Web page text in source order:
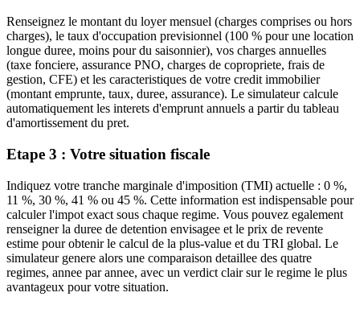
Renseignez le montant du loyer mensuel (charges comprises ou hors
charges), le taux d'occupation previsionnel (100 % pour une location
longue duree, moins pour du saisonnier), vos charges annuelles
(taxe fonciere, assurance PNO, charges de copropriete, frais de
gestion, CFE) et les caracteristiques de votre credit immobilier
(montant emprunte, taux, duree, assurance). Le simulateur calcule
automatiquement les interets d'emprunt annuels a partir du tableau
d'amortissement du pret.
Etape 3 : Votre situation fiscale
Indiquez votre tranche marginale d'imposition (TMI) actuelle : 0 %,
11 %, 30 %, 41 % ou 45 %. Cette information est indispensable pour
calculer l'impot exact sous chaque regime. Vous pouvez egalement
renseigner la duree de detention envisagee et le prix de revente
estime pour obtenir le calcul de la plus-value et du TRI global. Le
simulateur genere alors une comparaison detaillee des quatre
regimes, annee par annee, avec un verdict clair sur le regime le plus
avantageux pour votre situation.